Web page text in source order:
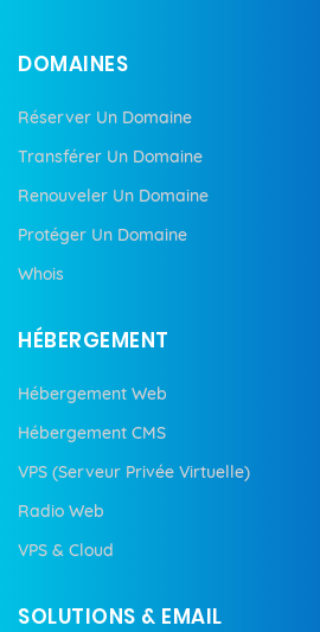
DOMAINES
Réserver Un Domaine
Transférer Un Domaine
Renouveler Un Domaine
Protéger Un Domaine
Whois
HÉBERGEMENT
Hébergement Web
Hébergement CMS
VPS (Serveur Privée Virtuelle)
Radio Web
VPS & Cloud
SOLUTIONS & EMAIL